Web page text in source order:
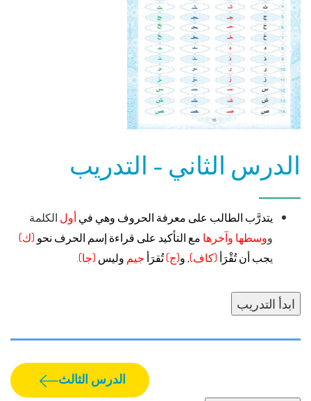
الدرس الثاني - التدريب
يتدرَّب الطالب على معرفة الحروف وهي في أول الكلمة
ووسطها وآخرها مع التأكيد على قراءة إسم الحرف نحو (ك)
يجب أن تُقْرَأ (كاف), و(ج)تُقرَأ جيم وليس (جا).
ابدأ التدريب
الدرس الثالث